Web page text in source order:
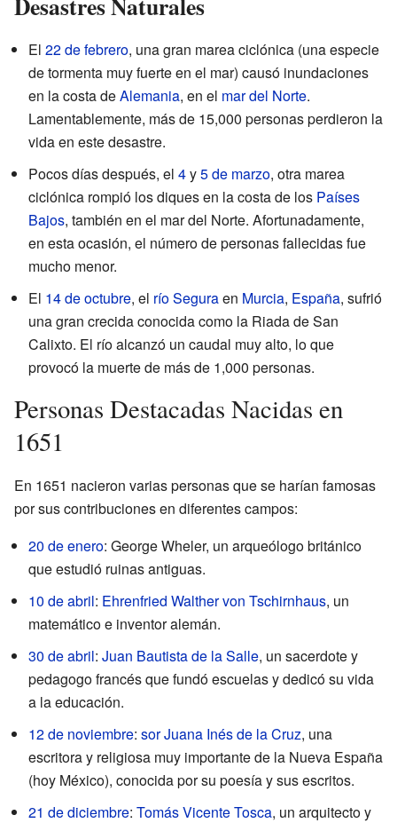
El 22 de febrero, una gran marea ciclónica (una especie
de tormenta muy fuerte en el mar) causó inundaciones
en la costa deAlemania, en el mar del Norte.
Lamentablemente, más de 15,000 personas perdieron la
vida en este desastre.
Pocos días después, el 4y5 de marzo, otra marea
ciclónica rompió los diques en la costa de los Países
Bajos, también en el mar del Norte. Afortunadamente,
en esta ocasión, el número de personas fallecidas fue
mucho menor.
El 14 de octubre, el río Seguraen Murcia, España, sufrió
una gran crecida conocida como la Riada de San
Calixto. El río alcanzó un caudal muy alto, lo que
provocó la muerte de más de 1,000 personas.
Personas Destacadas Nacidas en
1651
En 1651 nacieron varias personas que se harían famosas
por sus contribuciones en diferentes campos:
20 de enero: George Wheler, un arqueólogo británico
que estudió ruinas antiguas.
10 de abril: Ehrenfried Walther von Tschirnhaus, un
matemático e inventor alemán.
30 de abril: Juan Bautista de la Salle, un sacerdote y
pedagogo francés que fundó escuelas y dedicó su vida
a la educación.
12 de noviembre: sor Juana Inés de la Cruz, una
escritora y religiosa muy importante de la Nueva España
(hoy México), conocida por su poesía y sus escritos.
21 de diciembre: Tomás Vicente Tosca, un arquitecto y